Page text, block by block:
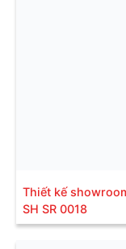
Thiết kế
SH SR 0018